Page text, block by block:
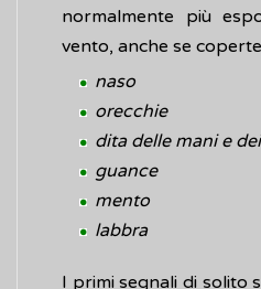
normalmente più
vento, anche se
naso
orecchie
dita delle mani e
guance
mento
labbra
I primi segnali di solito